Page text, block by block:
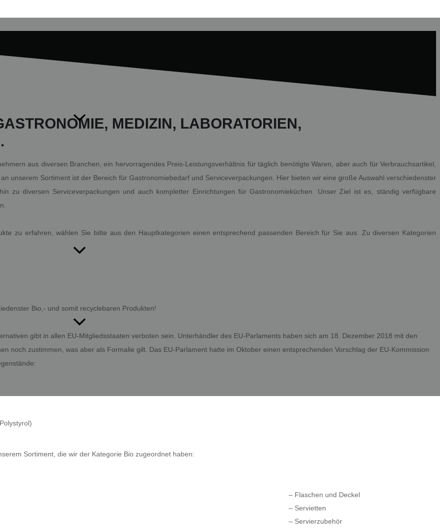
MEDIZIN, LABORATORIEN,
aus diversen Branchen, ein hervorragendes Preis-Leistungsverhältnis für täglich benötigte Waren, aber auch für Verbrauchsartikel,
unserem Sortiment ist der Bereich für Gastronomiebedarf und Serviceverpackungen. Hier bieten wir eine große Auswahl verschiedenster
zu diversen Serviceverpackungen und auch kompletter Einrichtungen für Gastronomieküchen. Unser Ziel ist es, ständig verfügbare
zu erfahren, wählen Sie bitte aus den Hauptkategorien einen entsprechend passenden Bereich für Sie aus. Zu diversen Kategorien
Bio,- und somit recyclebaren Produkten!
gibt in allen EU-Mitgliedsstaaten verboten sein. Unterhändler des EU-Parlaments haben sich am 18. Dezember 2018 mit den
noch zustimmen, was aber als Formalie gilt. Das EU-Parlament hatte im Oktober einen entsprechenden Vorschlag der EU-Kommission
Sortiment, die wir der Kategorie Bio zugeordnet haben:
– Flaschen und Deckel
– Servietten
– Servierzubehör